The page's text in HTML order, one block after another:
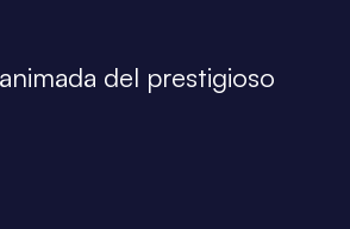
del prestigioso